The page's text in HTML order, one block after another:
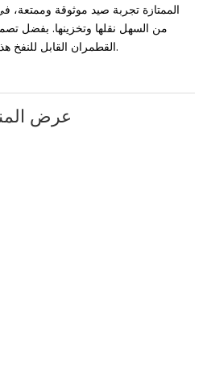
الممتازة تجربة صيد موثوقة وممتعة،
من السهل نقلها وتخزينها. بفضل
القطمران القابل للنفخ هذا الخيار الأمثل لأي مغامرة صيد.
عرض